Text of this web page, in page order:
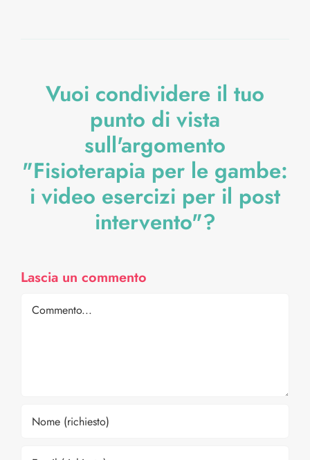
Vuoi condividere il tuo
punto di vista
sull'argomento
"Fisioterapia per le gambe:
i video esercizi per il post
intervento"?
Lascia un commento
Comment